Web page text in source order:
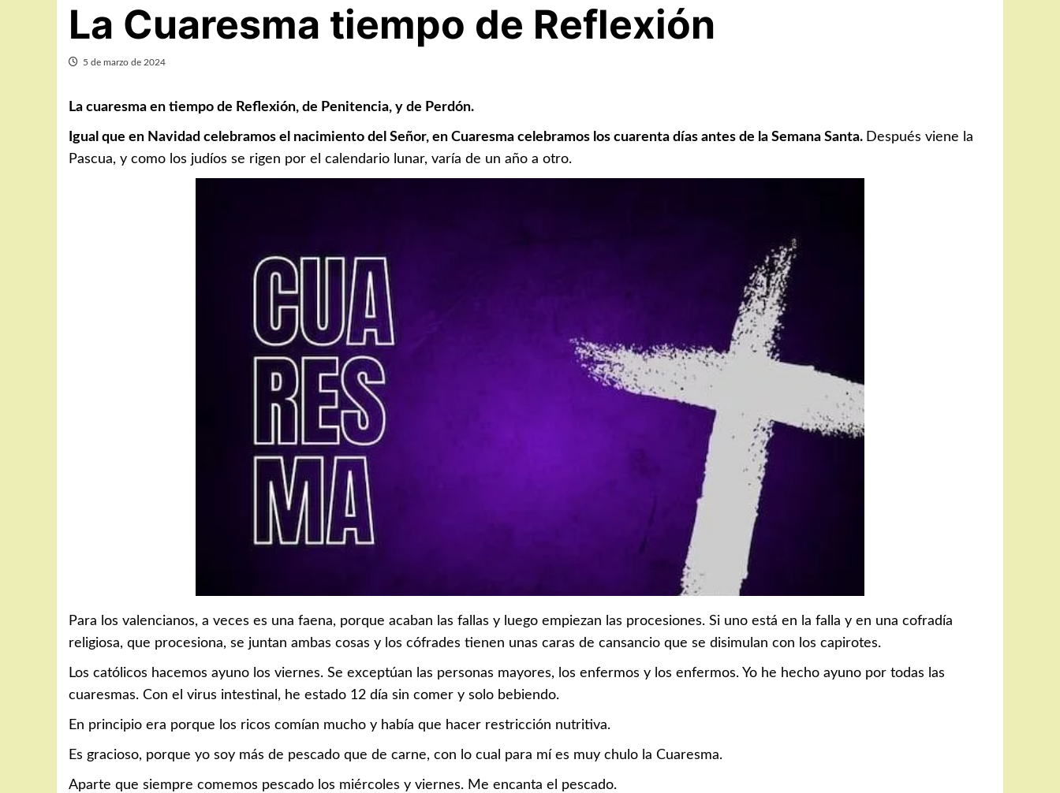
La Cuaresma tiempo de Reflexión
5 de marzo de 2024
La cuaresma en tiempo de Reflexión, de Penitencia, y de Perdón.
Igual que en Navidad celebramos el nacimiento del Señor, en Cuaresma celebramos los cuarenta días antes de la Semana Santa. Después viene la
Pascua, y como los judíos se rigen por el calendario lunar, varía de un año a otro.
Para los valencianos, a veces es una faena, porque acaban las fallas y luego empiezan las procesiones. Si uno está en la falla y en una cofradía
religiosa, que procesiona, se juntan ambas cosas y los cófrades tienen unas caras de cansancio que se disimulan con los capirotes.
Los católicos hacemos ayuno los viernes. Se exceptúan las personas mayores, los enfermos y los enfermos. Yo he hecho ayuno por todas las
cuaresmas. Con el virus intestinal, he estado 12 día sin comer y solo bebiendo.
En principio era porque los ricos comían mucho y había que hacer restricción nutritiva.
Es gracioso, porque yo soy más de pescado que de carne, con lo cual para mí es muy chulo la Cuaresma.
Aparte que siempre comemos pescado los miércoles y viernes. Me encanta el pescado.